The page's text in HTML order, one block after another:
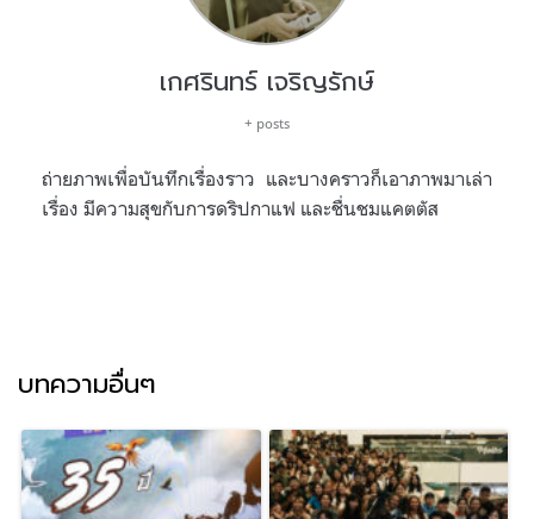
เกศรินทร์ เจริญรักษ์
+ posts
ถ่ายภาพเพื่อบันทึกเรื่องราว และบางคราวก็เอาภาพมาเล่า
เรื่อง มีความสุขกับการดริปกาแฟ และชื่นชมแคตตัส
บทความอื่นๆ